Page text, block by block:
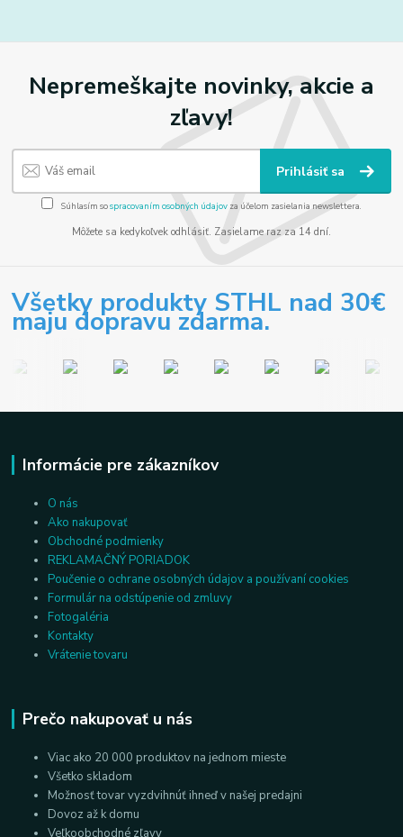
Nepremeškajte novinky, akcie a
zľavy!
Prihlásiť sa
Súhlasím sospracovaním osobných údajov za účelom zasielania newslettera.
Môžete sa kedykoľvek odhlásiť. Zasielame raz za 14 dní.
Všetky produkty STHL nad 30€
maju dopravu zdarma.
Informácie pre zákazníkov
O nás
Ako nakupovať
Obchodné podmienky
REKLAMAČNÝ PORIADOK
Poučenie o ochrane osobných údajov a používaní cookies
Formulár na odstúpenie od zmluvy
Fotogaléria
Kontakty
Vrátenie tovaru
Prečo nakupovať u nás
Viac ako 20 000 produktov na jednom mieste
Všetko skladom
Možnosť tovar vyzdvihnúť ihneď v našej predajni
Dovoz až k domu
Veľkoobchodné zľavy